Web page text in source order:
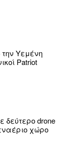
Υεμένη
Patriot
δεύτερο drone
χώρο